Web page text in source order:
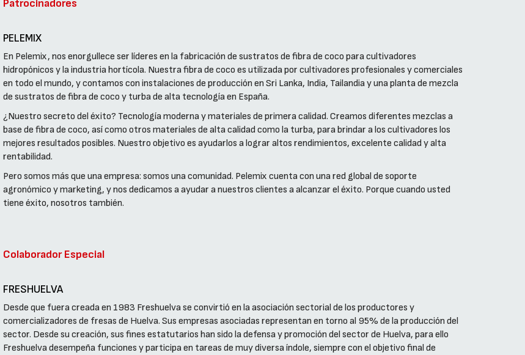
Patrocinadores
PELEMIX
En Pelemix, nos enorgullece ser líderes en la fabricación de sustratos de fibra de coco para cultivadores
hidropónicos y la industria hortícola. Nuestra fibra de coco es utilizada por cultivadores profesionales y comerciales
en todo el mundo, y contamos con instalaciones de producción en Sri Lanka, India, Tailandia y una planta de mezcla
de sustratos de fibra de coco y turba de alta tecnología en España.
¿Nuestro secreto del éxito? Tecnología moderna y materiales de primera calidad. Creamos diferentes mezclas a
base de fibra de coco, así como otros materiales de alta calidad como la turba, para brindar a los cultivadores los
mejores resultados posibles. Nuestro objetivo es ayudarlos a lograr altos rendimientos, excelente calidad y alta
rentabilidad.
Pero somos más que una empresa: somos una comunidad. Pelemix cuenta con una red global de soporte
agronómico y marketing, y nos dedicamos a ayudar a nuestros clientes a alcanzar el éxito. Porque cuando usted
tiene éxito, nosotros también.
Colaborador Especial
FRESHUELVA
Desde que fuera creada en 1983 Freshuelva se convirtió en la asociación sectorial de los productores y
comercializadores de fresas de Huelva. Sus empresas asociadas representan en torno al 95% de la producción del
sector. Desde su creación, sus fines estatutarios han sido la defensa y promoción del sector de Huelva, para ello
Freshuelva desempeña funciones y participa en tareas de muy diversa índole, siempre con el objetivo final de